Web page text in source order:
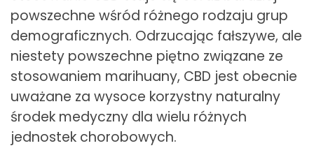
powszechne wśród różnego rodzaju grup
demograficznych. Odrzucając fałszywe, ale
niestety powszechne piętno związane ze
stosowaniem marihuany, CBD jest obecnie
uważane za wysoce korzystny naturalny
środek medyczny dla wielu różnych
jednostek chorobowych.